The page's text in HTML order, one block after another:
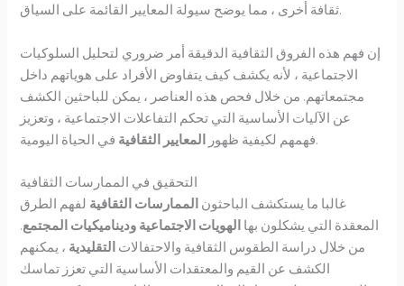
ثقافة أخرى ، مما يوضح سيولة المعايير القائمة على السياق.
إن فهم هذه الفروق الثقافية الدقيقة أمر ضروري لتحليل السلوكيات
الاجتماعية ، لأنه يكشف كيف يتفاوض الأفراد على هوياتهم داخل
مجتمعاتهم. من خلال فحص هذه العناصر ، يمكن للباحثين الكشف
عن الآليات الأساسية التي تحكم التفاعلات الاجتماعية ، وتعزيز
فهمهم لكيفية ظهور المعايير الثقافية في الحياة اليومية.
التحقيق في الممارسات الثقافية
غالبا ما يستكشف الباحثون الممارسات الثقافية لفهم الطرق
المعقدة التي يشكلون بها الهويات الاجتماعية وديناميكيات المجتمع.
من خلال دراسة الطقوس الثقافية والاحتفالات التقليدية ، يمكنهم
الكشف عن القيم والمعتقدات الأساسية التي تعزز تماسك